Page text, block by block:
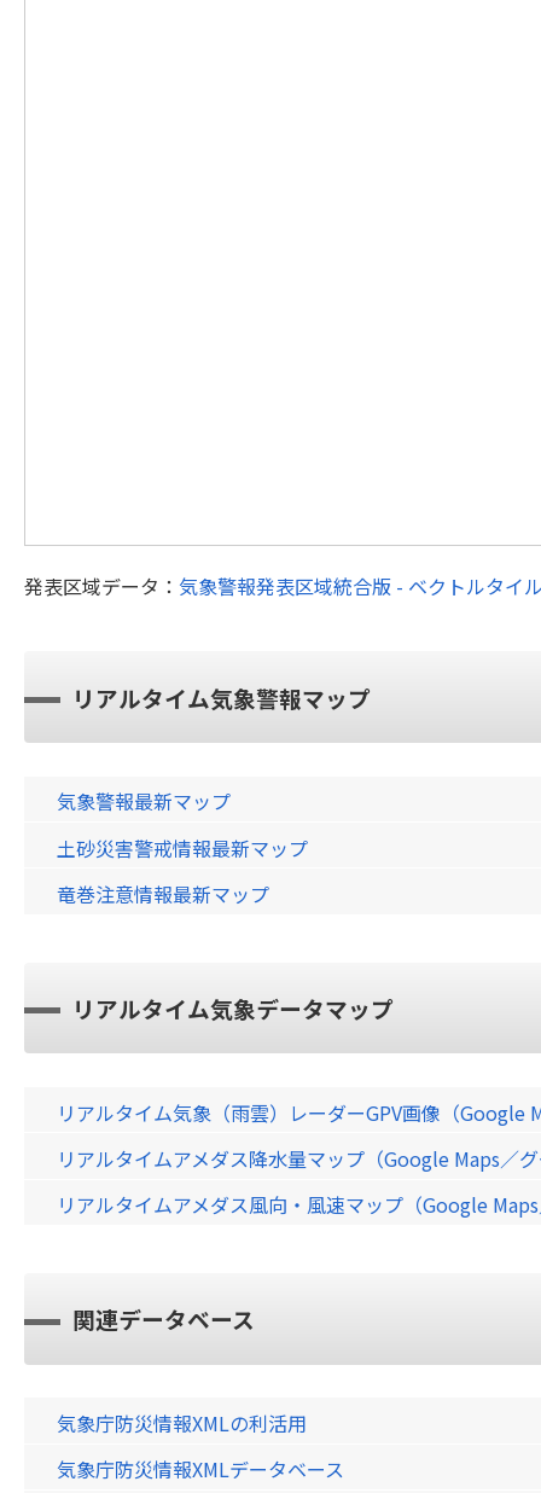
発表区域データ： 気象警報発表区域統合版 - ベクトルタイ
リアルタイム気象警報マップ
気象警報最新マップ
土砂災害警戒情報最新マップ
竜巻注意情報最新マップ
リアルタイム気象データマップ
リアルタイム気象（雨雲）レーダーGPV画像（Google
リアルタイムアメダス降水量マップ（Google Maps／
リアルタイムアメダス風向・風速マップ（Google
関連データベース
気象庁防災情報XMLの利活用
気象庁防災情報XMLデータベース